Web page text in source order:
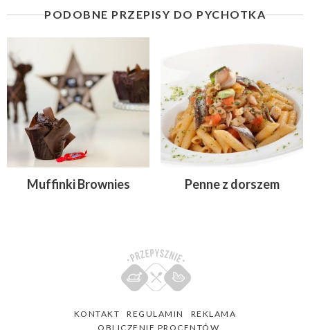
PODOBNE PRZEPISY DO PYCHOTKA
Muffinki Brownies Penne z dorszem
KONTAKT REGULAMIN
REKLAMA
OBLICZENIE PROCENTÓW